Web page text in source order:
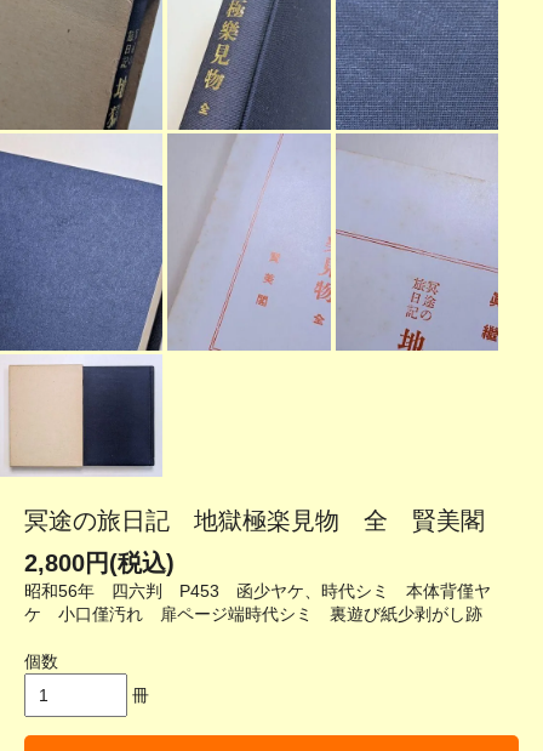
冥途の旅日記 地獄極楽見物 全 賢美閣
2,800円(税込)
昭和56年 四六判 P453 函少ヤケ、時代シミ 本体背僅ヤ
ケ 小口僅汚れ 扉ページ端時代シミ 裏遊び紙少剥がし跡
個数
冊